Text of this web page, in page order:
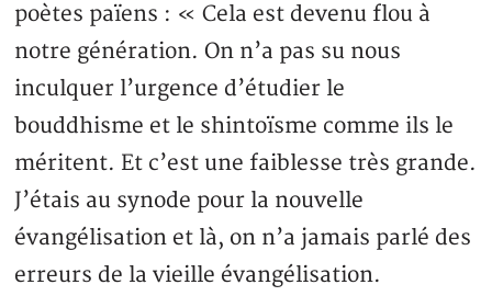
poètes païens : « Cela est devenu flou à
notre génération. On n’a pas su nous
inculquer l’urgence d’étudier le
bouddhisme et le shintoïsme comme ils le
méritent. Et c’est une faiblesse très grande.
J’étais au synode pour la nouvelle
évangélisation et là, on n’a jamais parlé des
erreurs de la vieille évangélisation.